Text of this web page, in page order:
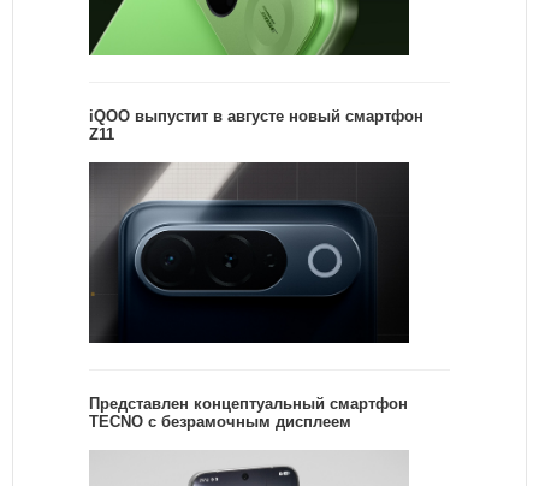
iQOO выпустит в августе новый смартфон
Z11
Представлен концептуальный смартфон
TECNO с безрамочным дисплеем